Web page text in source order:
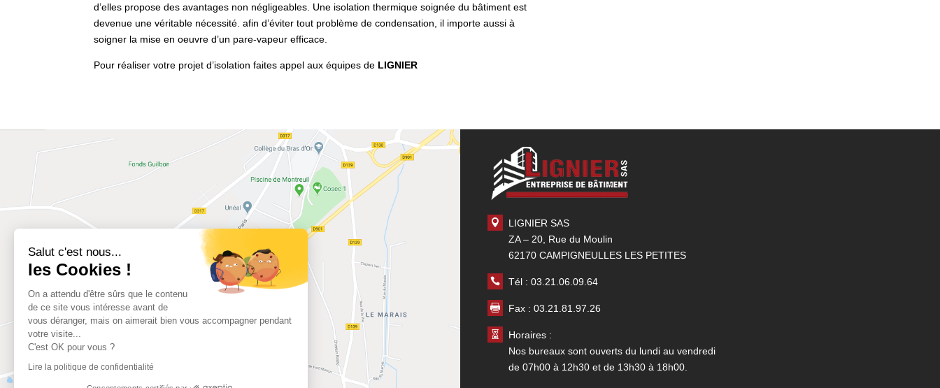
d’elles propose des avantages non négligeables. Une isolation thermique soignée du bâtiment est
devenue une véritable nécessité. afin d’éviter tout problème de condensation, il importe aussi à
soigner la mise en oeuvre d’un pare-vapeur efficace.
Pour réaliser votre projet d’isolation faites appel aux équipes de LIGNIER
LIGNIER SAS
ZA – 20, Rue du Moulin
62170 CAMPIGNEULLES LES PETITES
Tél : 03.21.06.09.64
Fax : 03.21.81.97.26
Horaires :
Nos bureaux sont ouverts du lundi au vendredi
de 07h00 à 12h30 et de 13h30 à 18h00.
Salut c'est nous...
les Cookies !
On a attendu d'être sûrs que le contenu
de ce site vous intéresse avant de
vous déranger, mais on aimerait bien vous accompagner pendant
votre visite...
C'est OK pour vous ?
Lire la politique de confidentialité